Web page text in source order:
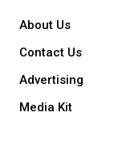
About Us
Contact Us
Advertising
Media Kit